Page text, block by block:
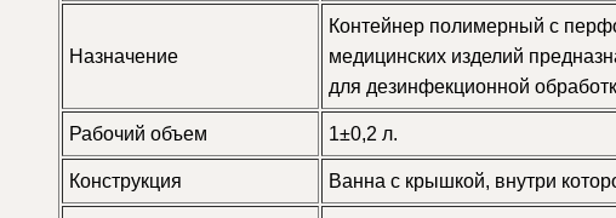
Назначение
Контейнер полимерный с
медицинских изделий
для дезинфекционной
Рабочий объем 1±0,2 л.
Конструкция Ванна с крышкой, внутри